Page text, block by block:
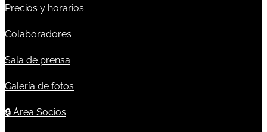
Precios y horarios
Colaboradores
Sala de prensa
Galería de fotos
🔒 Área Socios